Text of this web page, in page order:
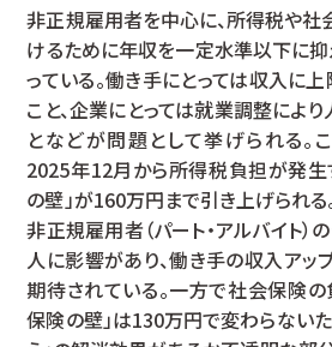
非正規雇用者を中心に、所得税や
けるために年収を一定水準以下に抑
っている。働き手にとっては収入に
こと、企業にとっては就業調整によ
となどが問題として挙げられる。
2025年12月から所得税負担が発生
の壁」が160万円まで引き上げられ
非正規雇用者（パート・アルバイト）
人に影響があり、働き手の収入ア
期待されている。一方で社会保険
保険の壁」は130万円で変わらないた